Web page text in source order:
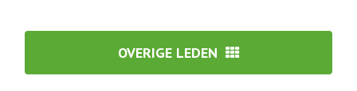
OVERIGE LEDEN